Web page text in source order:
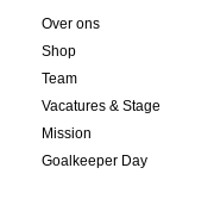
Over ons
Shop
Team
Vacatures & Stage
Mission
Goalkeeper Day